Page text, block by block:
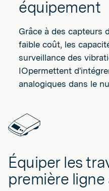
équipement
Grâce à des capteurs
faible coût, les
surveillance des
IOpermettent
analogiques dans le
Équiper les
première